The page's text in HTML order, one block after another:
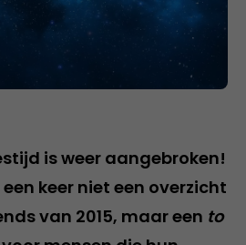
is weer aangebroken!
keer niet een overzicht
van 2015, maar een to